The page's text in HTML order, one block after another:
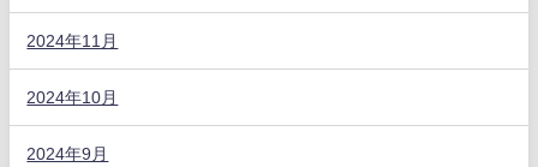
2024年11月
2024年10月
2024年9月